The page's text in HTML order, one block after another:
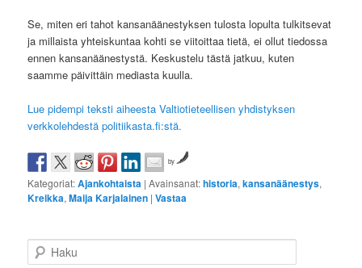
Se, miten eri tahot kansanäänestyksen tulosta lopulta tulkitsevat
ja millaista yhteiskuntaa kohti se viitoittaa tietä, ei ollut tiedossa
ennen kansanäänestystä. Keskustelu tästä jatkuu, kuten
saamme päivittäin mediasta kuulla.
Lue pidempi teksti aiheesta Valtiotieteellisen yhdistyksen
verkkolehdestä politiikasta.fi:stä.
by
Kategoriat:Ajankohtaista |Avainsanat:historia,kansanäänestys,
Kreikka,Maija Karjalainen |Vastaa
a